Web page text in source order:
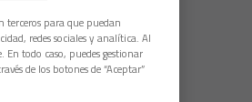
para que puedan
redes sociales y analítica. Al
todo caso, puedes gestionar
de los botones de “Aceptar”